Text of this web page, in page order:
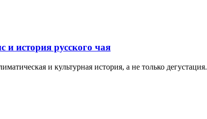
история русского чая
и культурная история, а не только дегустация.